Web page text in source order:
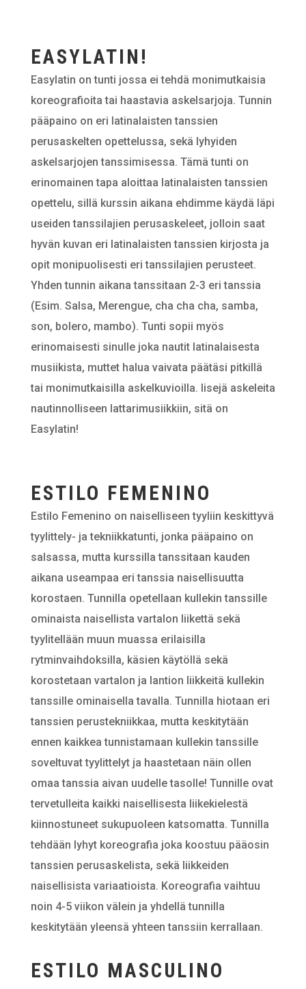
EASYLATIN!
Easylatin on tunti jossa ei tehdä monimutkaisia
koreografioita tai haastavia askelsarjoja. Tunnin
pääpaino on eri latinalaisten tanssien
perusaskelten opettelussa, sekä lyhyiden
askelsarjojen tanssimisessa. Tämä tunti on
erinomainen tapa aloittaa latinalaisten tanssien
opettelu, sillä kurssin aikana ehdimme käydä läpi
useiden tanssilajien perusaskeleet, jolloin saat
hyvän kuvan eri latinalaisten tanssien kirjosta ja
opit monipuolisesti eri tanssilajien perusteet.
Yhden tunnin aikana tanssitaan 2-3 eri tanssia
(Esim. Salsa, Merengue, cha cha cha, samba,
son, bolero, mambo). Tunti sopii myös
erinomaisesti sinulle joka nautit latinalaisesta
musiikista, muttet halua vaivata päätäsi pitkillä
tai monimutkaisilla askelkuvioilla. Iisejä askeleita
nautinnolliseen lattarimusiikkiin, sitä on
Easylatin!
ESTILO FEMENINO
Estilo Femenino on naiselliseen tyyliin keskittyvä
tyylittely- ja tekniikkatunti, jonka pääpaino on
salsassa, mutta kurssilla tanssitaan kauden
aikana useampaa eri tanssia naisellisuutta
korostaen. Tunnilla opetellaan kullekin tanssille
ominaista naisellista vartalon liikettä sekä
tyylitellään muun muassa erilaisilla
rytminvaihdoksilla, käsien käytöllä sekä
korostetaan vartalon ja lantion liikkeitä kullekin
tanssille ominaisella tavalla. Tunnilla hiotaan eri
tanssien perustekniikkaa, mutta keskitytään
ennen kaikkea tunnistamaan kullekin tanssille
soveltuvat tyylittelyt ja haastetaan näin ollen
omaa tanssia aivan uudelle tasolle! Tunnille ovat
tervetulleita kaikki naisellisesta liikekielestä
kiinnostuneet sukupuoleen katsomatta. Tunnilla
tehdään lyhyt koreografia joka koostuu pääosin
tanssien perusaskelista, sekä liikkeiden
naisellisista variaatioista. Koreografia vaihtuu
noin 4-5 viikon välein ja yhdellä tunnilla
keskitytään yleensä yhteen tanssiin kerrallaan.
ESTILO MASCULINO